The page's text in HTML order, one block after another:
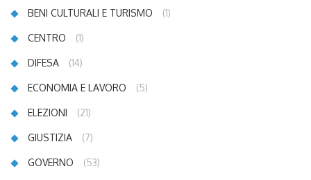
BENI CULTURALI E TURISMO (1)
CENTRO (1)
DIFESA (14)
ECONOMIA E LAVORO (5)
ELEZIONI (21)
GIUSTIZIA (7)
GOVERNO (53)